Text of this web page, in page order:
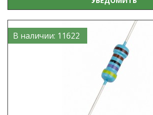
В наличии: 11622